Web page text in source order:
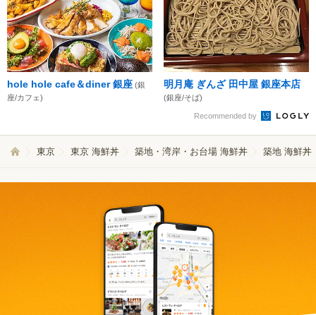
hole hole cafe＆diner 銀座 (銀
座/カフェ)
明月庵 ぎんざ 田中屋 銀座本店
(銀座/そば)
Recommended by
東京 東京 海鮮丼 築地・湾岸・お台場 海鮮丼 築地 海鮮丼